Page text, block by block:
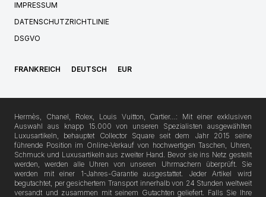
IMPRESSUM
DATENSCHUTZRICHTLINIE
DSGVO
FRANKREICH DEUTSCH EUR
Hermès, Chanel, Rolex, Louis Vuitton, Cartier…: Mit einer exklusiven
Auswahl aus knapp 15.000 von unseren Spezialisten ausgewählten
Luxusartikeln, behauptet Collector Square seit dem Jahr 2015 seine
führende Position im Online-Verkauf von hochwertigen Taschen, Uhren,
Schmuck und Luxusartikeln aus zweiter Hand. Bevor sie ins Netz gestellt
werden, werden alle Uhren von unseren Uhrmachern überprüft. Sie
werden mit einer 1-Jahres-Garantie ausgestattet. Jeder Artikel wird
begutachtet, per gesichertem Transport innerhalb von 24 Stunden weltweit
versandt und zusammen mit seinem Gutachten geliefert. Falls Sie Ihre